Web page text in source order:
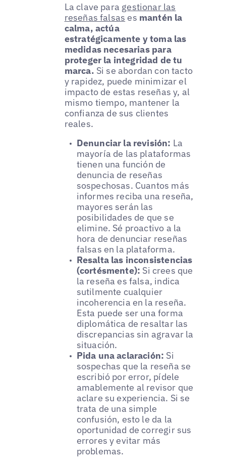
La clave para gestionar las
reseñas falsas es mantén la
calma, actúa
estratégicamente y toma las
medidas necesarias para
proteger la integridad de tu
marca. Si se abordan con tacto
y rapidez, puede minimizar el
impacto de estas reseñas y, al
mismo tiempo, mantener la
confianza de sus clientes
reales.
Denunciar la revisión: La
mayoría de las plataformas
tienen una función de
denuncia de reseñas
sospechosas. Cuantos más
informes reciba una reseña,
mayores serán las
posibilidades de que se
elimine. Sé proactivo a la
hora de denunciar reseñas
falsas en la plataforma.
Resalta las inconsistencias
(cortésmente): Si crees que
la reseña es falsa, indica
sutilmente cualquier
incoherencia en la reseña.
Esta puede ser una forma
diplomática de resaltar las
discrepancias sin agravar la
situación.
Pida una aclaración: Si
sospechas que la reseña se
escribió por error, pídele
amablemente al revisor que
aclare su experiencia. Si se
trata de una simple
confusión, esto le da la
oportunidad de corregir sus
errores y evitar más
problemas.